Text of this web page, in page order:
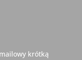
krótką